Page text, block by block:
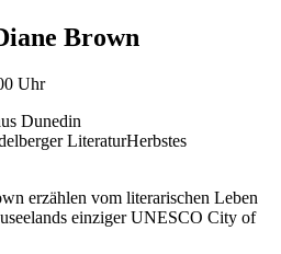
Brown
Uhr
Dunedin
LiteraturHerbstes
erzählen vom literarischen Leben
einziger UNESCO City of